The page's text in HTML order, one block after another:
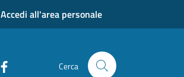
Accedi all'area personale
Cerca